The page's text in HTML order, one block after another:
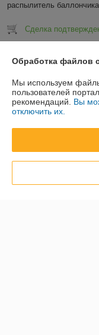
распылитель
Сделка
О нас
Контакты
Доставка и оплата
График работы
Обработка файлов
Мы используем
пользователей
рекомендаций. Вы
отключить их.